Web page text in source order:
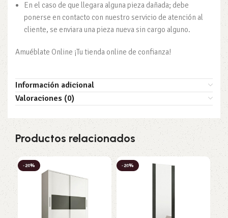
En el caso de que llegara alguna pieza dañada; debe
ponerse en contacto con nuestro servicio de atención al
cliente, se enviara una pieza nueva sin cargo alguno.
Amuéblate Online ¡Tu tienda online de confianza!
Información adicional
Valoraciones (0)
Productos relacionados
-20% -20%